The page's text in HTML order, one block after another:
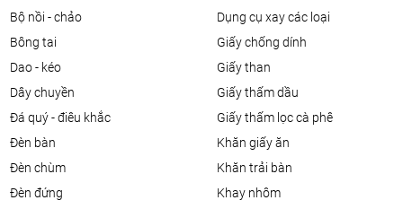
bộ nồi - chảo
bông tai
dao - kéo
dây chuyền
đá quý - điêu khắc
đèn bàn
đèn chùm
đèn đứng
dụng cụ xay các loại
giấy chống dính
giấy than
giấy thấm dầu
giấy thấm lọc cà phê
khăn giấy ăn
khăn trải bàn
khay nhôm